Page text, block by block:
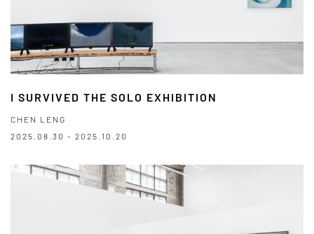
I SURVIVED THE SOLO EXHIBITION
CHEN LENG
2025.08.30 - 2025.10.20